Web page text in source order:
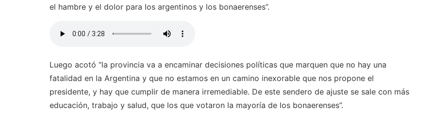
el hambre y el dolor para los argentinos y los bonaerenses”.
Luego acotó “la provincia va a encaminar decisiones políticas que marquen que no hay una
fatalidad en la Argentina y que no estamos en un camino inexorable que nos propone el
presidente, y hay que cumplir de manera irremediable. De este sendero de ajuste se sale con más
educación, trabajo y salud, que los que votaron la mayoría de los bonaerenses”.